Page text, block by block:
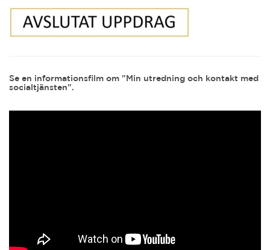
Se en informationsfilm om "Min utredning och kontakt med
socialtjänsten".